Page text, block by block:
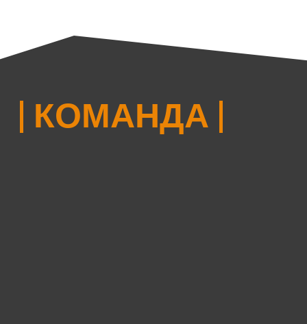
| КОМАНДА |